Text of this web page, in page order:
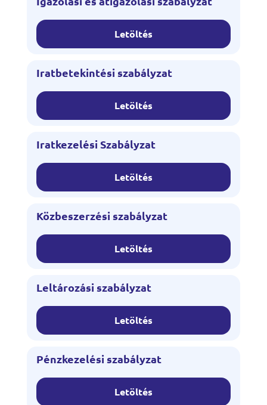
Letöltés
Iratbetekintési szabályzat
Letöltés
Iratkezelési Szabályzat
Letöltés
Közbeszerzési szabályzat
Letöltés
Leltározási szabályzat
Letöltés
Pénzkezelési szabályzat
Letöltés